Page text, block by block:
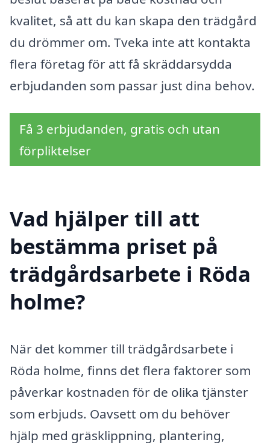
kvalitet, så att du kan skapa den trädgård
du drömmer om. Tveka inte att kontakta
flera företag för att få skräddarsydda
erbjudanden som passar just dina behov.
Få 3 erbjudanden, gratis och utan
förpliktelser
Vad hjälper till att
bestämma priset på
trädgårdsarbete i Röda
holme?
När det kommer till trädgårdsarbete i
Röda holme, finns det flera faktorer som
påverkar kostnaden för de olika tjänster
som erbjuds. Oavsett om du behöver
hjälp med gräsklippning, plantering,